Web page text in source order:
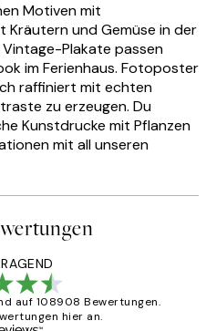
Motiven mit
Kräutern und Gemüse in der
Plakate passen
im Ferienhaus. Fotoposter
raffiniert mit echten
zu erzeugen. Du
Kunstdrucke mit Pflanzen
mit all unseren
auf 108908 Bewertungen.
hier an.